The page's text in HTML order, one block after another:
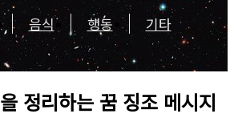
음식 행동 기타
정리하는 꿈 징조 메시지